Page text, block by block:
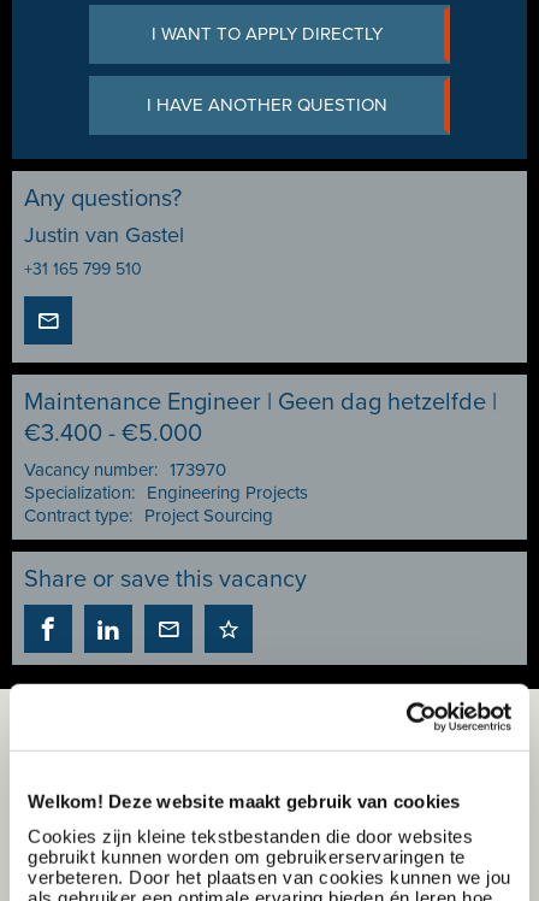
Welkom! Deze website maakt gebruik van cookies
Cookies zijn kleine tekstbestanden die door websites
gebruikt kunnen worden om gebruikerservaringen te
verbeteren. Door het plaatsen van cookies kunnen we jou
I WANT TO APPLY DIRECTLY
I HAVE ANOTHER QUESTION
Any questions?
Justin van Gastel
+31 165 799 510
Maintenance Engineer | Geen dag hetzelfde |
€3.400 - €5.000
Vacancy number: 173970
Specialization:
Engineering Projects
Contract type:
Project Sourcing
Share or save this vacancy